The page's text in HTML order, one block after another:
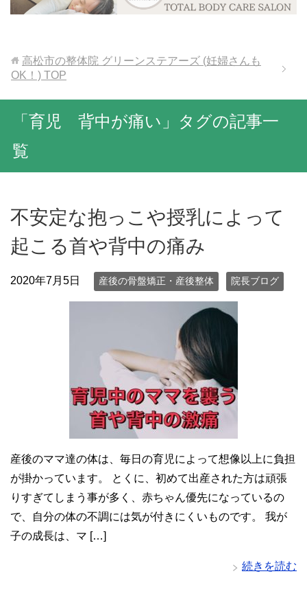
高松市の整体院 グリーンステアーズ (妊婦さんも
OK！) TOP
「育児 背中が痛い」タグの記事一
覧
不安定な抱っこや授乳によって
起こる首や背中の痛み
2020年7月5日 産後の骨盤矯正・産後整体 院長ブログ
産後のママ達の体は、毎日の育児によって想像以上に負担
が掛かっています。 とくに、初めて出産された方は頑張
りすぎてしまう事が多く、赤ちゃん優先になっているの
で、自分の体の不調には気が付きにくいものです。 我が
子の成長は、マ […]
続きを読む